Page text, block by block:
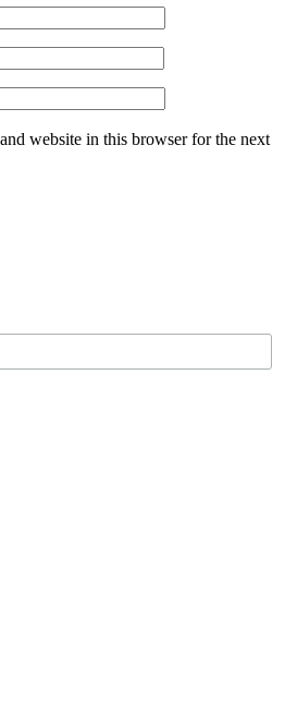
website in this browser for the next